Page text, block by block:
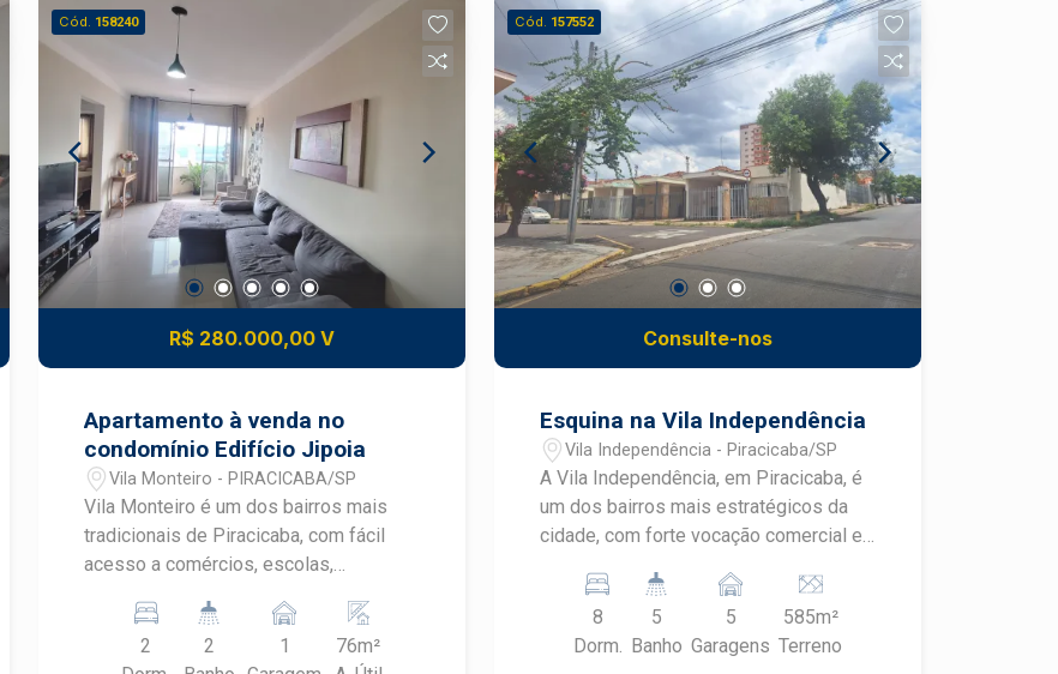
Cód. 158240
R$ 280.000,00 V
Apartamento à venda no
condomínio Edifício Jipoia
Vila Monteiro - PIRACICABA/SP
Vila Monteiro é um dos bairros mais
tradicionais de Piracicaba, com fácil
acesso a comércios, escolas,
cidade, proporcionando praticidade e
qualidade de vida no dia a dia.
2
2
1
76m²
Cód. 157552
Consulte-nos
Esquina na Vila Independência
Vila Independência - Piracicaba/SP
A Vila Independência, em Piracicaba, é
um dos bairros mais estratégicos da
cidade, com forte vocação comercial e
universidades, clínicas, supermercados
e ampla rede de serviços. Região
consolidada, com grande fluxo de
8
Dorm.
5
Banho
5
Garagens
585m²
Terreno